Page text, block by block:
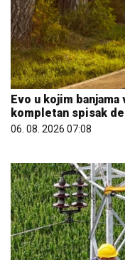
Evo u kojim banjama
kompletan spisak
06. 08. 2026 07:08